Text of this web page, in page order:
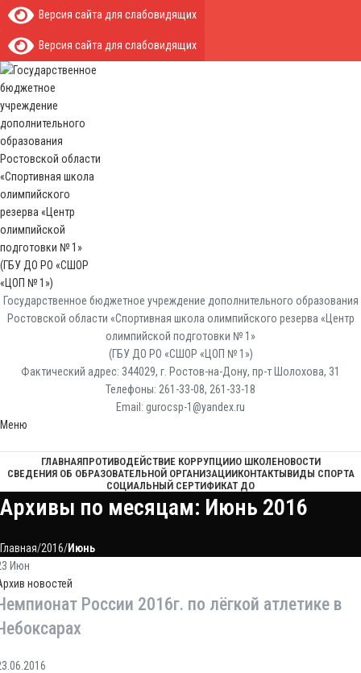
Версия сайта для слабовидящих
Версия сайта для слабовидящих
Государственное бюджетное учреждение дополнительного образования
Ростовской области «Спортивная школа олимпийского резерва «Центр
олимпийской подготовки № 1»
(ГБУ ДО РО «СШОР «ЦОП № 1»)
Фактический адрес: 344029, г. Ростов-на-Дону, пр-т Шолохова, 31
Телефоны: 261-33-08, 261-33-18
Email: gurocsp-1@yandex.ru
Меню
ГЛАВНАЯПРОТИВОДЕЙСТВИЕ КОРРУПЦИИО ШКОЛЕНОВОСТИ
СВЕДЕНИЯ ОБ ОБРАЗОВАТЕЛЬНОЙ ОРГАНИЗАЦИИКОНТАКТЫВИДЫ СПОРТА
СОЦИАЛЬНЫЙ СЕРТИФИКАТ ДО
Архивы по месяцам: Июнь 2016
Главная 2016 Июнь
Июн
новостей
России 2016г. по лёгкой атлетике в